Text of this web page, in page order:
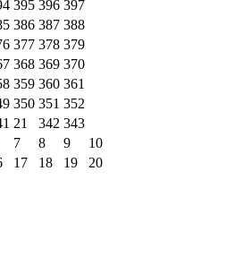
395 396 397
386 387 388
377 378 379
368 369 370
359 360 361
350 351 352
21 342 343
7 8 9
10
17 18 19
20